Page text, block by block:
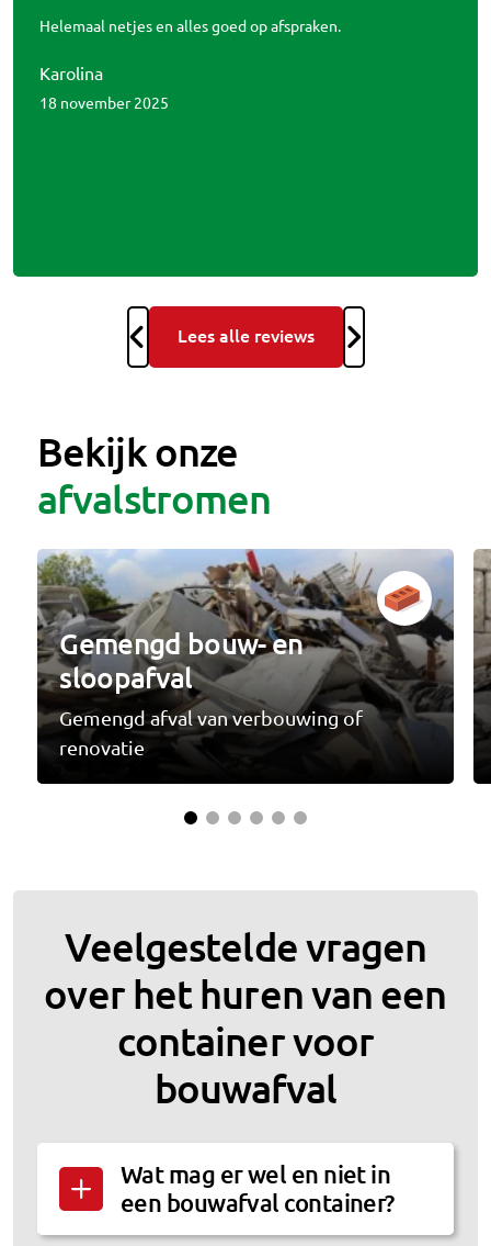
Helemaal netjes en alles goed op afspraken.
Karolina
18 november 2025
Lees alle reviews
Bekijk onze
afvalstromen
Gemengd bouw- en
sloopafval
Gemengd afval van verbouwing of
renovatie
Veelgestelde vragen
over het huren van een
container voor
bouwafval
Wat mag er wel en niet in
een bouwafval container?